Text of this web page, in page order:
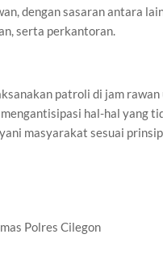
dengan sasaran antara
serta perkantoran.
patroli di jam
hal-hal yang
masyarakat sesuai
Polres Cilegon